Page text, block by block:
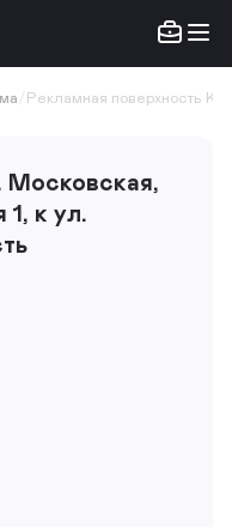
Рекламная поверхность
Московская,
к ул.